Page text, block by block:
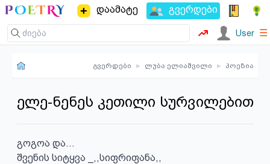
დაამატე გვერდები
User ☰
გვერდები ▸ ლუბა ელიაშვილი ▸ პოეზია
ელე-ნენეს კეთილი სურვილებით
გოგოა და...
შვენის სიტყვა _,,სიფრიფანა,,